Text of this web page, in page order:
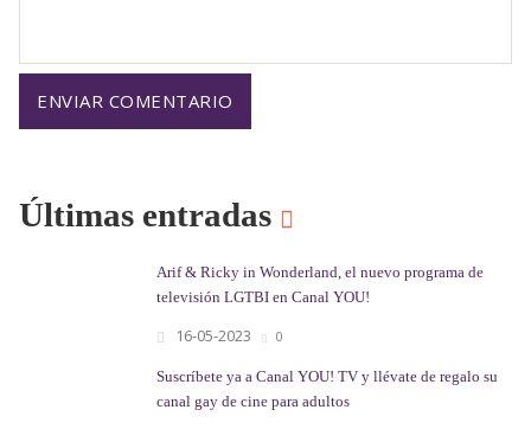
Últimas entradas
Arif & Ricky in Wonderland, el nuevo programa de
televisión LGTBI en Canal YOU!
16-05-2023 0
Suscríbete ya a Canal YOU! TV y llévate de regalo su
canal gay de cine para adultos